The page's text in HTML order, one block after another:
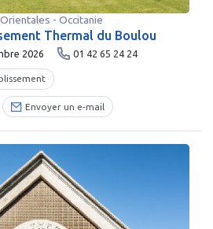
- Occitanie
Thermal du Boulou
2026 01 42 65 24 24
Envoyer un e-mail